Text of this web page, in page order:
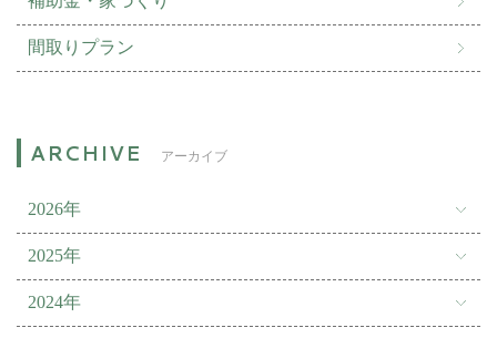
間取りプラン
アーカイブ
2026年
2025年
2024年